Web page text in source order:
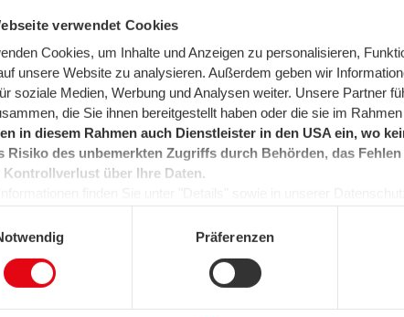
verwendet Cookies
Cookies, um Inhalte und Anzeigen zu personalisieren,
unsere Website zu analysieren. Außerdem geben wir
soziale Medien, Werbung und Analysen weiter. Unsere Partner
die Sie ihnen bereitgestellt haben oder die sie im
in diesem Rahmen auch Dienstleister in den USA ein, wo
Risiko des unbemerkten Zugriffs durch Behörden, das
Kontrollverlust über Ihre Daten.
auf das notwendige Minimum, um die Seite betreiben zu
Präferenzen
Service